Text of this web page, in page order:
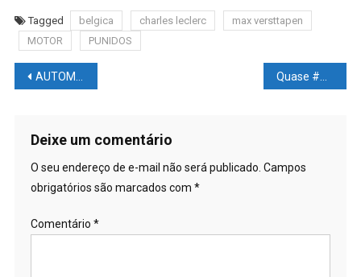
Tagged belgica charles leclerc
max versttapen
MOTOR
PUNIDOS
Navegação
Post
AUTOMOBILISMO NEWS – F1: GP Da BÉLGICA Em Spa-Francorchamps – Tudo Sobre O Final De Semana do P1 a Corrida Aqui, Em Um Único Link
Deixe um comentário
O seu endereço de e-mail não será publicado. Campos
obrigatórios são marcados com *
Comentário *